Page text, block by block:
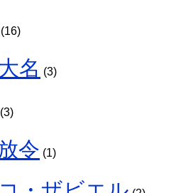
(16)
名 (3)
(3)
令 (1)